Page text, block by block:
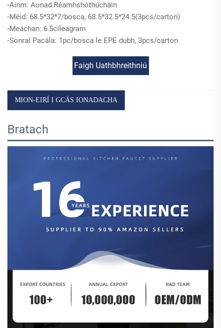
-Ainm: Aonad Réamhshóthúcháin
-Méid: 68.5*32*7/bosca, 68.5*32.5*24.5(3pcs/carton)
-Meáchan: 6.5cileagram
-Sonraí Pacála: 1pc/bosca le EPE dubh, 3pcs/carton
Faigh Uathbhreithniú
MION-EIRÍ I GCÁS IONADACHA
Bratach